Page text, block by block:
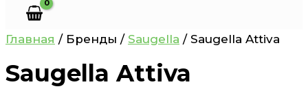
Главная / Бренды / Saugella / Saugella Attiva
Saugella Attiva